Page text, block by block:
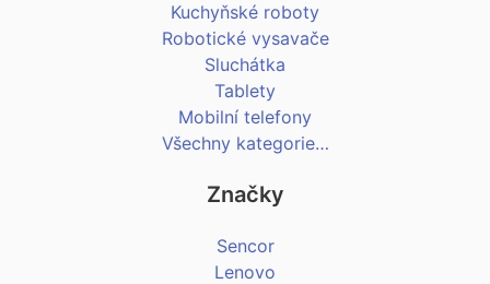
Kuchyňské roboty
Robotické vysavače
Sluchátka
Tablety
Mobilní telefony
Všechny kategorie…
Značky
Sencor
Lenovo